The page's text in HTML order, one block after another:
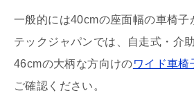
一般的には40cmの座面幅の車椅子
テックジャパンでは、自走式・介
46cmの大柄な方向けのワイド車椅
ご確認ください。